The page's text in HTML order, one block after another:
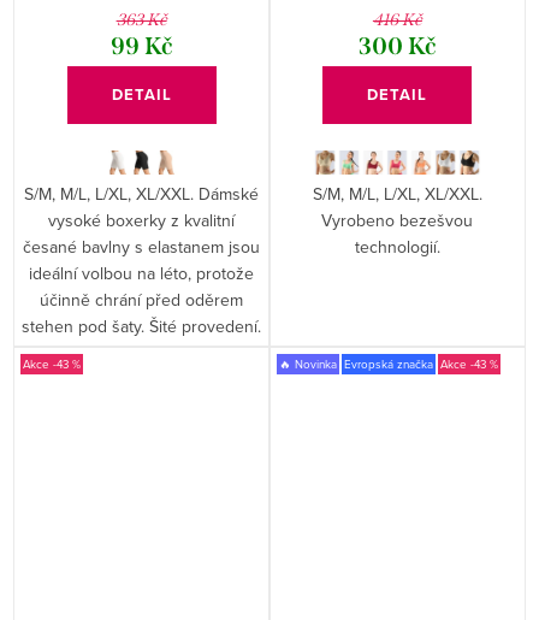
363 Kč
99 Kč
DETAIL
S/M, M/L, L/XL, XL/XXL. Dámské
vysoké boxerky z kvalitní
česané bavlny s elastanem jsou
ideální volbou na léto, protože
účinně chrání před oděrem
stehen pod šaty. Šité provedení.
416 Kč
300 Kč
DETAIL
S/M, M/L, L/XL, XL/XXL.
Vyrobeno bezešvou
technologií.
-43 % 🔥 Novinka Evropská značka -43 %